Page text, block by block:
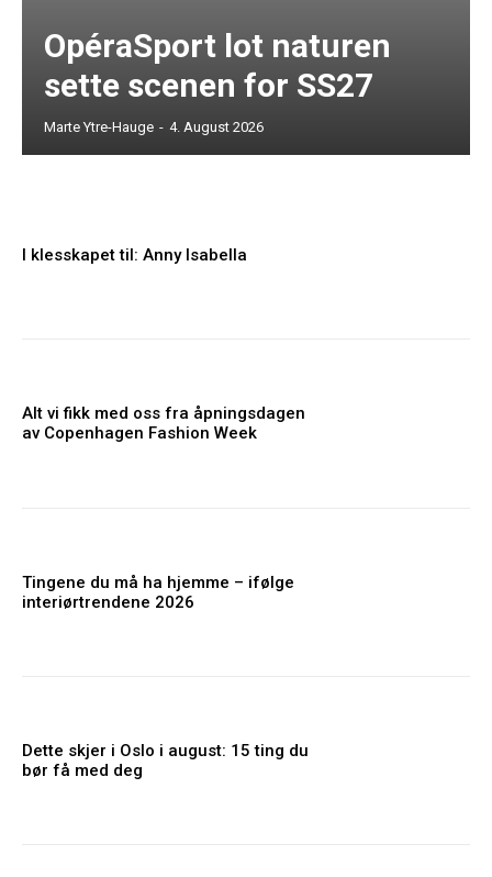
OpéraSport lot naturen
sette scenen for SS27
Marte Ytre-Hauge - 4. August 2026
I klesskapet til: Anny Isabella
Alt vi fikk med oss fra åpningsdagen
av Copenhagen Fashion Week
Tingene du må ha hjemme – ifølge
interiørtrendene 2026
Dette skjer i Oslo i august: 15 ting du
bør få med deg